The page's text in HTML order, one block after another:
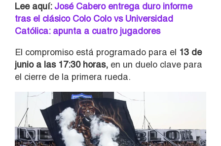
Lee aquí: José Cabero entrega duro informe
tras el clásico Colo Colo vs Universidad
Católica: apunta a cuatro jugadores
El compromiso está programado para el 13 de
junio a las 17:30 horas, en un duelo clave para
el cierre de la primera rueda.